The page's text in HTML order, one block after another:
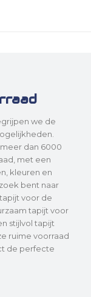
we de
dan 6000
met een
kleuren en
bent naar
voor de
tapijt voor
stijlvol tapijt
ruime voorraad
de perfecte